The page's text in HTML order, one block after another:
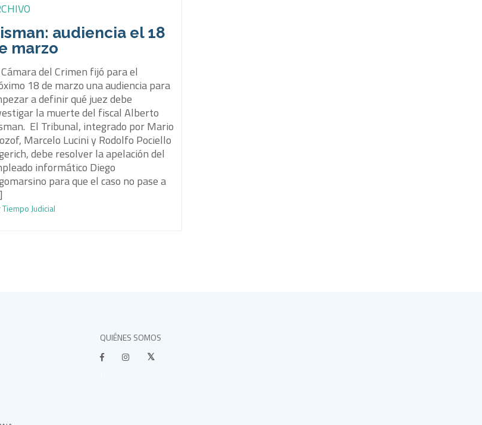
audiencia el 18
marzo
del Crimen fijó para el
18 de marzo una audiencia para
a definir qué juez debe
la muerte del fiscal Alberto
El Tribunal, integrado por Mario
Marcelo Lucini y Rodolfo Pociello
debe resolver la apelación del
informático Diego
para que el caso no pase a
Tiempo Judicial
QUIÉNES SOMOS